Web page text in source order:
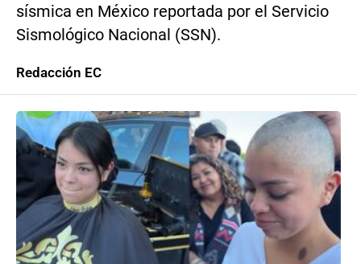
sísmica en México reportada por el Servicio
Sismológico Nacional (SSN).
Redacción EC